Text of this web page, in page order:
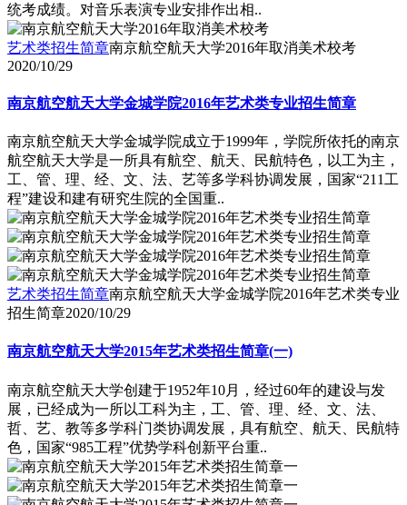
统考成绩。对音乐表演专业安排作出相..
艺术类招生简章南京航空航天大学2016年取消美术校考
2020/10/29
南京航空航天大学金城学院2016年艺术类专业招生简章
南京航空航天大学金城学院成立于1999年，学院所依托的南京
航空航天大学是一所具有航空、航天、民航特色，以工为主，
工、管、理、经、文、法、艺等多学科协调发展，国家“211工
程”建设和建有研究生院的全国重..
艺术类招生简章南京航空航天大学金城学院2016年艺术类专业
招生简章2020/10/29
南京航空航天大学2015年艺术类招生简章(一)
南京航空航天大学创建于1952年10月，经过60年的建设与发
展，已经成为一所以工科为主，工、管、理、经、文、法、
哲、艺、教等多学科门类协调发展，具有航空、航天、民航特
色，国家“985工程”优势学科创新平台重..